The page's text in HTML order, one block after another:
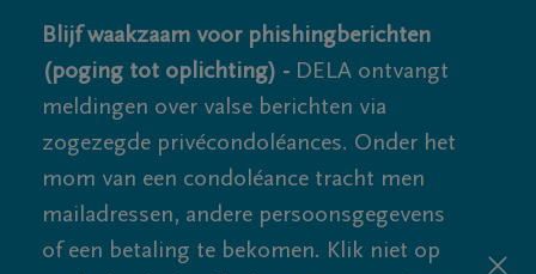
Blijf waakzaam voor phishingberichten
(poging tot oplichting) - DELA ontvangt
meldingen over valse berichten via
zogezegde privécondoléances. Onder het
mom van een condoléance tracht men
mailadressen, andere persoonsgegevens
of een betaling te bekomen. Klik niet op